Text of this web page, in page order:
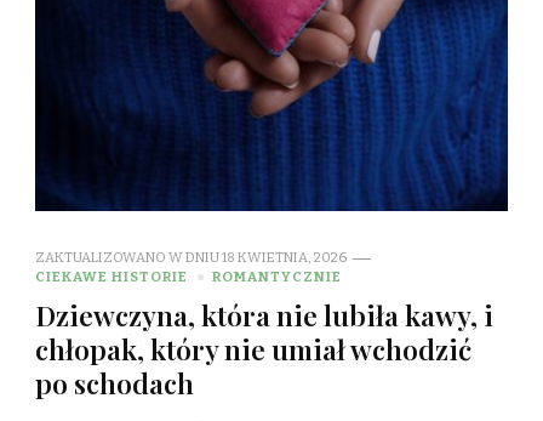
ZAKTUALIZOWANO W DNIU18 KWIETNIA, 2026
CIEKAWE HISTORIE
ROMANTYCZNIE
Dziewczyna, która nie lubiła kawy, i
chłopak, który nie umiał wchodzić
po schodach